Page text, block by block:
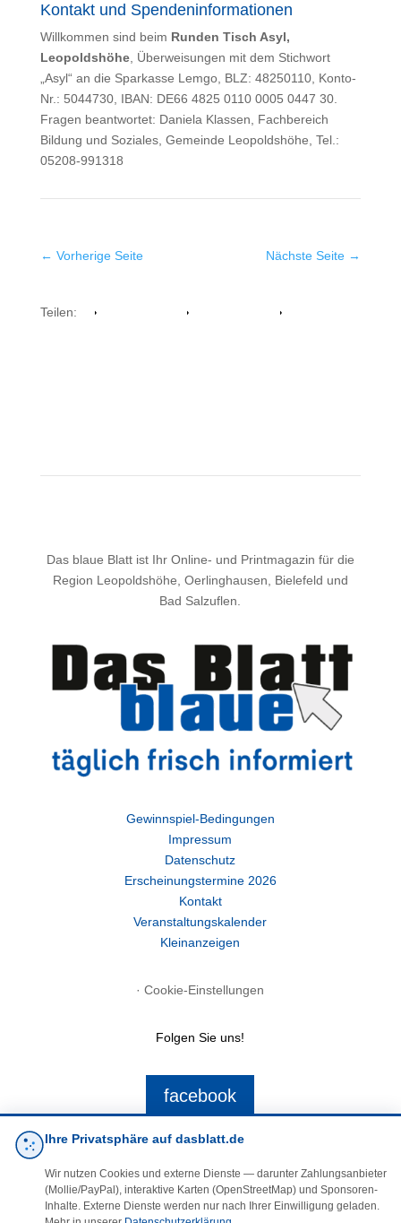
Kontakt und Spendeninformationen
Willkommen sind beim Runden Tisch Asyl,
Leopoldshöhe, Überweisungen mit dem Stichwort
„Asyl“ an die Sparkasse Lemgo, BLZ: 48250110, Konto-
Nr.: 5044730, IBAN: DE66 4825 0110 0005 0447 30.
Fragen beantwortet: Daniela Klassen, Fachbereich
Bildung und Soziales, Gemeinde Leopoldshöhe, Tel.:
05208-991318
← Vorherige Seite Nächste Seite →
Teilen: Facebook Whatsapp Twitter
Das blaue Blatt ist Ihr Online- und Printmagazin für die
Region Leopoldshöhe, Oerlinghausen, Bielefeld und
Bad Salzuflen.
Gewinnspiel-Bedingungen
Impressum
Datenschutz
Erscheinungstermine 2026
Kontakt
Veranstaltungskalender
Kleinanzeigen
·Cookie-Einstellungen
Folgen Sie uns!
facebook
Ihre Privatsphäre auf dasblatt.de
Wir nutzen Cookies und externe Dienste — darunter Zahlungsanbieter
(Mollie/PayPal), interaktive Karten (OpenStreetMap) und Sponsoren-
Inhalte. Externe Dienste werden nur nach Ihrer Einwilligung geladen.